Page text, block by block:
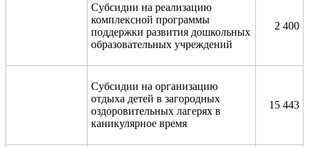
Субсидии на реализацию
комплексной программы
поддержки развития дошкольных
образовательных учреждений
2 400
Субсидии на организацию
отдыха детей в загородных
оздоровительных лагерях в
каникулярное время
15 443